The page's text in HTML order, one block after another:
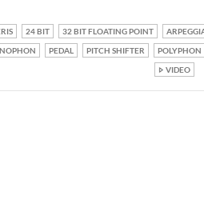
24 BIT 32 BIT FLOATING POINT
PEDAL PITCH SHIFTER POLYPHON
VIDEO